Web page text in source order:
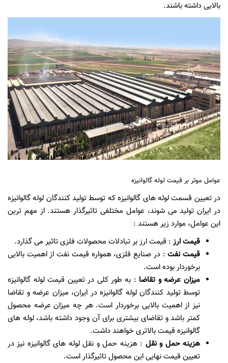
بالایی داشته باشند.
عوامل موثر بر قیمت لوله گالوانیزه
در تعیین قسمت لوله های گالوانیزه که توسط تولید کنندگان لوله گالوانیزه
در ایران تولید می ‌شوند، عوامل مختلفی تاثیرگذار هستند. از مهم ‌ترین
این عوامل، موارد زیر هستند :
قیمت ارز : قیمت ارز بر تبادلات محصولات فلزی تاثیر می گذارد.
قیمت نفت: در صنایع فلزی، همواره قیمت نفت از اهمیت بالایی
برخوردار بوده است.
میزان عرضه و تقاضا : به طور کلی در تعیین قیمت لوله گالوانیزه
توسط تولید کنندگان لوله گالوانیزه در ایران، میزان عرضه و تقاضا
نیز از اهمیت بالایی برخوردار است. هر چه میزان عرضه محصول
کمتر باشد و تقاضای بیشتری برای آن وجود داشته باشد، لوله های
گالوانیزه قیمت بالاتری خواهند داشت.
هزینه حمل و نقل : هزینه حمل و نقل لوله های گالوانیزه نیز در
تعیین قیمت نهایی این محصول تاثیرگذار است.